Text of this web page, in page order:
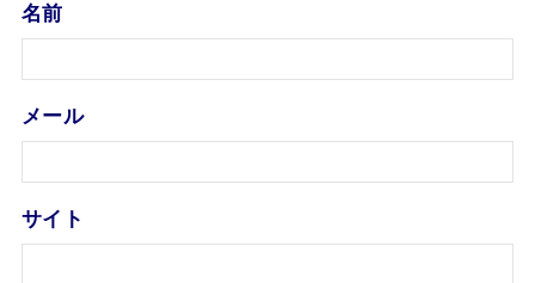
名前
メール
サイト